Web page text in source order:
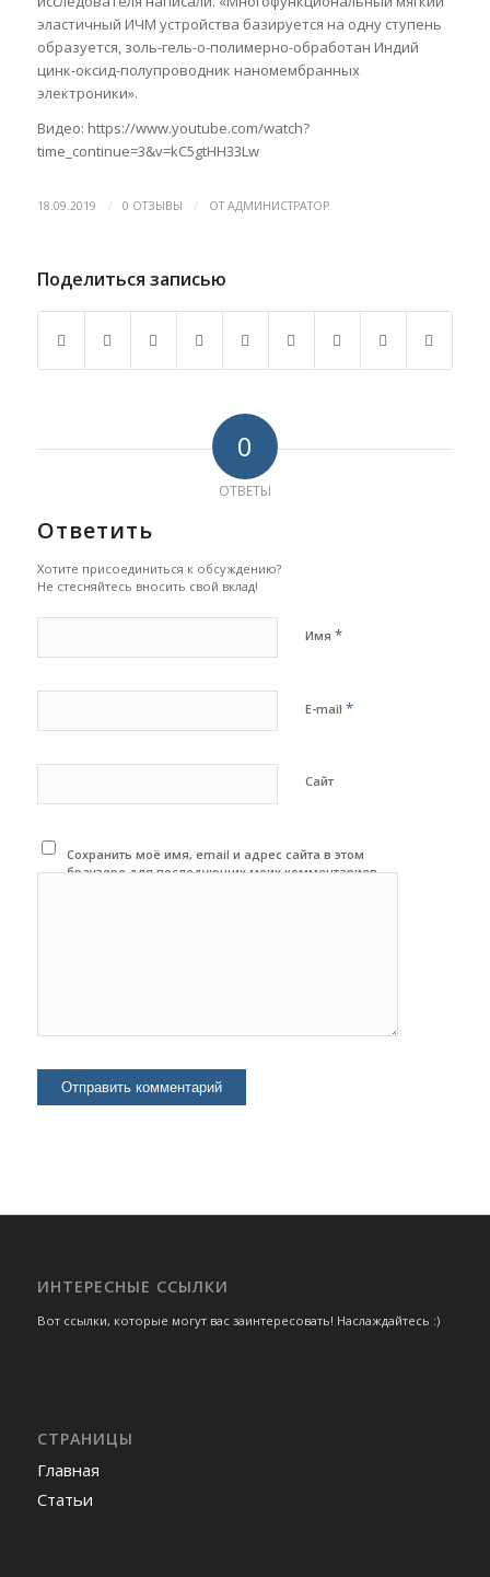
эластичный ИЧМ устройства базируется на одну ступень
образуется, золь-гель-о-полимерно-обработан Индий
цинк-оксид-полупроводник наномембранных
электроники».
Видео: https://www.youtube.com/watch?
time_continue=3&v=kC5gtHH33Lw
18.09.2019 / 0 ОТЗЫВЫ / ОТАДМИНИСТРАТОР
Поделиться записью
0
ОТВЕТЫ
Ответить
Хотите присоединиться к обсуждению?
Не стесняйтесь вносить свой вклад!
Имя *
E-mail *
Сайт
Сохранить моё имя, email и адрес сайта в этом
браузере для последующих моих комментариев.
ИНТЕРЕСНЫЕ ССЫЛКИ
Вот ссылки, которые могут вас заинтересовать! Наслаждайтесь :)
СТРАНИЦЫ
Главная
Статьи